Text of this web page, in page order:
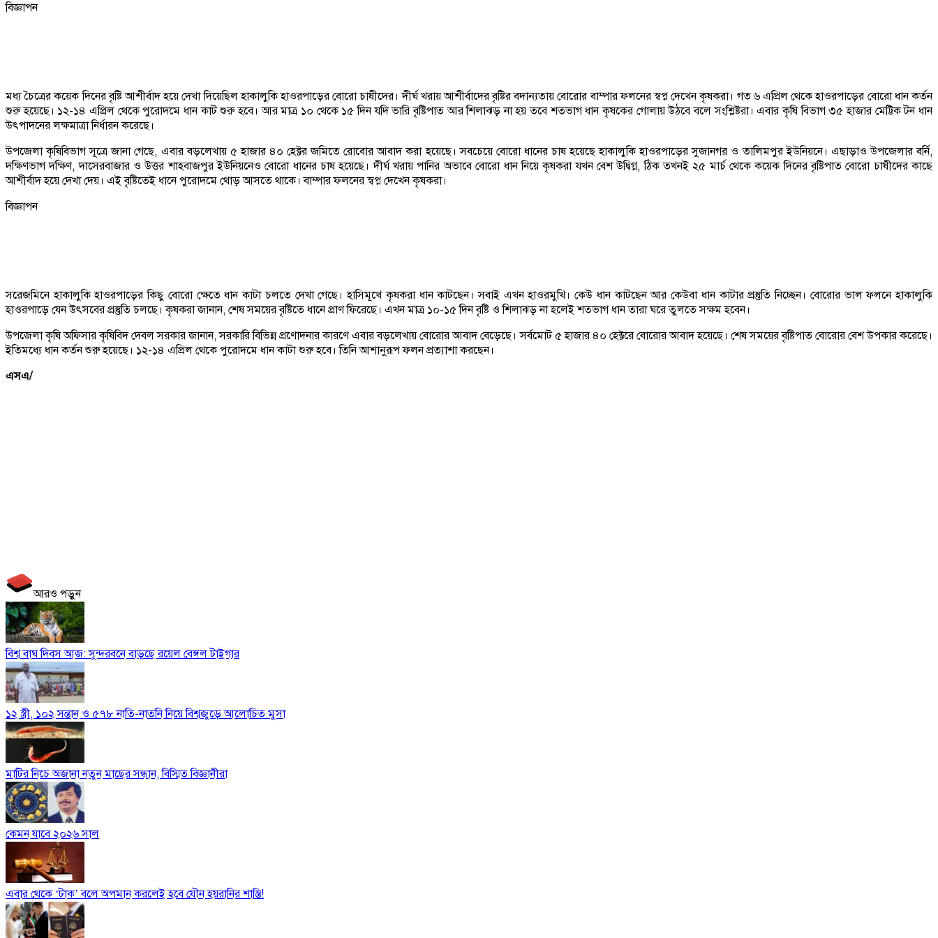
বিজ্ঞাপন
মধ্য চৈত্রের কয়েক দিনের বৃষ্টি আশীর্বাদ হয়ে দেখা দিয়েছিল হাকালুকি হাওরপাড়ের বোরো চাষীদের। দীর্ঘ খরায় আশীর্বাদের বৃষ্টির বদান্যতায় বোরোর বাম্পার ফলনের স্বপ্ন দেখেন কৃষকরা। গত ৬ এপ্রিল থেকে হাওরপাড়ের বোরো ধান কর্তন
শুরু হয়েছে। ১২-১৪ এপ্রিল থেকে পুরোদমে ধান কাট শুরু হবে। আর মাত্র ১০ থেকে ১৫ দিন যদি ভারি বৃষ্টিপাত আর শিলাঝড় না হয় তবে শতভাগ ধান কৃষকের গোলায় উঠবে বলে সংশ্লিষ্টরা। এবার কৃষি বিভাগ ৩৫ হাজার মেট্টিক টন ধান
উৎপাদনের লক্ষমাত্রা নির্ধারন করেছে।
উপজেলা কৃষিবিভাগ সূত্রে জানা গেছে, এবার বড়লেখায় ৫ হাজার ৪০ হেক্টর জমিতে রোবোর আবাদ করা হয়েছে। সবচেয়ে বোরো ধানের চাষ হয়েছে হাকালুকি হাওরপাড়ের সুজানগর ও তালিমপুর ইউনিয়নে। এছাড়াও উপজেলার বর্নি,
দক্ষিণভাগ দক্ষিণ, দাসেরবাজার ও উত্তর শাহবাজপুর ইউনিয়নেও বোরো ধানের চাষ হয়েছে। দীর্ঘ খরায় পানির অভাবে বোরো ধান নিয়ে কৃষকরা যখন বেশ উদ্বিগ্ন, ঠিক তখনই ২৫ মার্চ থেকে কয়েক দিনের বৃষ্টিপাত বোরো চাষীদের কাছে
আশীর্বাদ হয়ে দেখা দেয়। এই বৃষ্টিতেই ধানে পুরোদমে থোড় আসতে থাকে। বাম্পার ফলনের স্বপ্ন দেখেন কৃষকরা।
বিজ্ঞাপন
সরেজমিনে হাকালুকি হাওরপাড়ের কিছু বোরো ক্ষেতে ধান কাটা চলতে দেখা গেছে। হাসিমূখে কৃষকরা ধান কাটছেন। সবাই এখন হাওরমুখি। কেউ ধান কাটছেন আর কেউবা ধান কাটার প্রস্তুতি নিচ্ছেন। বোরোর ভাল ফলনে হাকালুকি
হাওরপাড়ে যেন উৎসবের প্রস্তুতি চলছে। কৃষকরা জানান, শেষ সময়ের বৃষ্টিতে ধানে প্রাণ ফিরেছে। এখন মাত্র ১০-১৫ দিন বৃষ্টি ও শিলাঝড় না হলেই শতভাগ ধান তারা ঘরে তুলতে সক্ষম হবেন।
উপজেলা কৃষি অফিসার কৃষিবিদ দেবল সরকার জানান, সরকারি বিভিন্ন প্রণোদনার কারণে এবার বড়লেখায় বোরোর আবাদ বেড়েছে। সর্বমোট ৫ হাজার ৪০ হেক্টরে বোরোর আবাদ হয়েছে। শেষ সময়ের বৃষ্টিপাত বোরোর বেশ উপকার করেছে।
ইতিমধ্যে ধান কর্তন শুরু হয়েছে। ১২-১৪ এপ্রিল থেকে পুরোদমে ধান কাটা শুরু হবে। তিনি আশানুরূপ ফলন প্রত্যাশা করছেন।
এসএ/
আরও পড়ুন
বিশ্ব বাঘ দিবস আজ: সুন্দরবনে বাড়ছে রয়েল বেঙ্গল টাইগার
১২ স্ত্রী, ১০২ সন্তান ও ৫৭৮ নাতি-নাতনি নিয়ে বিশ্বজুড়ে আলোচিত মুসা
মাটির নিচে অজানা নতুন মাছের সন্ধান, বিস্মিত বিজ্ঞানীরা
কেমন যাবে ২০২৬ সাল
এবার থেকে ‘টাক’ বলে অপমান করলেই হবে যৌন হয়রানির শাস্তি!